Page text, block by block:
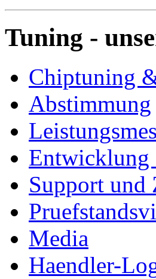
Tuning -
Chiptuning
Abstimmung
Support und
Media
Haendler-